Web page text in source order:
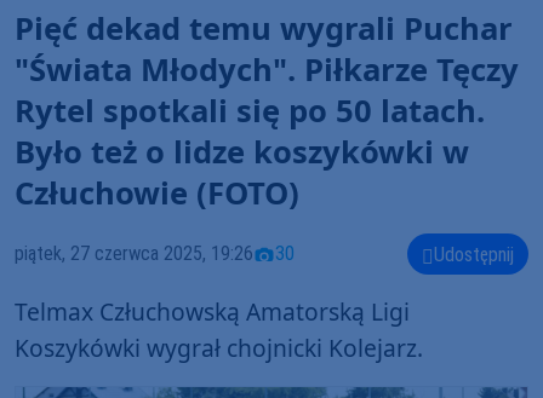
Pięć dekad temu wygrali Puchar
"Świata Młodych". Piłkarze Tęczy
Rytel spotkali się po 50 latach.
Było też o lidze koszykówki w
Człuchowie (FOTO)
piątek, 27 czerwca 2025, 19:26 30 Udostępnij
Telmax Człuchowską Amatorską Ligi
Koszykówki wygrał chojnicki Kolejarz.